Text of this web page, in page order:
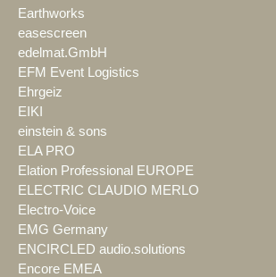
Earthworks
easescreen
edelmat.GmbH
EFM Event Logistics
Ehrgeiz
EIKI
einstein & sons
ELA PRO
Elation Professional EUROPE
ELECTRIC CLAUDIO MERLO
Electro-Voice
EMG Germany
ENCIRCLED audio.solutions
Encore EMEA